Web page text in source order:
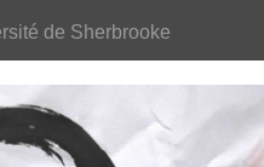
de Sherbrooke